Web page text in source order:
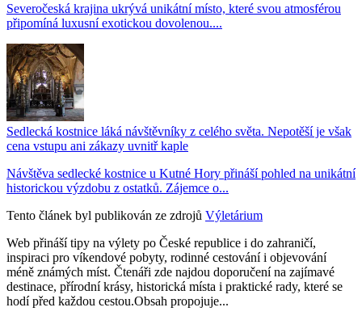
Severočeská krajina ukrývá unikátní místo, které svou atmosférou
připomíná luxusní exotickou dovolenou....
Sedlecká kostnice láká návštěvníky z celého světa. Nepotěší je však
cena vstupu ani zákazy uvnitř kaple
Návštěva sedlecké kostnice u Kutné Hory přináší pohled na unikátní
historickou výzdobu z ostatků. Zájemce o...
Tento článek byl publikován ze zdrojů Výletárium
Web přináší tipy na výlety po České republice i do zahraničí,
inspiraci pro víkendové pobyty, rodinné cestování i objevování
méně známých míst. Čtenáři zde najdou doporučení na zajímavé
destinace, přírodní krásy, historická místa i praktické rady, které se
hodí před každou cestou.Obsah propojuje...